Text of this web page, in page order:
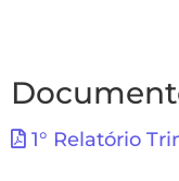
1° Relatório